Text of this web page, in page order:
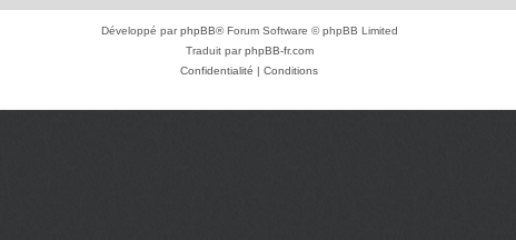
Développé parphpBB® Forum Software © phpBB Limited
Traduit parphpBB-fr.com
Confidentialité | Conditions